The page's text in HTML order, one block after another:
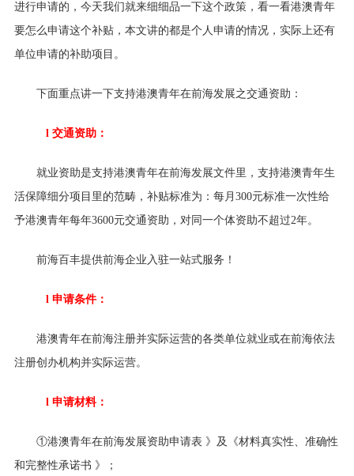
进行申请的，今天我们就来细细品一下这个政策，看一看港澳青年
要怎么申请这个补贴，本文讲的都是个人申请的情况，实际上还有
单位申请的补助项目。
下面重点讲一下支持港澳青年在前海发展之交通资助：
l 交通资助：
就业资助是支持港澳青年在前海发展文件里，支持港澳青年生
活保障细分项目里的范畴，补贴标准为：每月 300元标准一次性给
予港澳青年每年3600元交通资助，对同一个体资助不超过2年。
前海百丰提供前海企业入驻一站式服务！
l 申请条件：
港澳青年在前海注册并实际运营的各类单位就业或在前海依法
注册创办机构并实际运营。
l 申请材料：
①港澳青年在前海发展资助申请表 》及《材料真实性、准确性
和完整性承诺书 》；